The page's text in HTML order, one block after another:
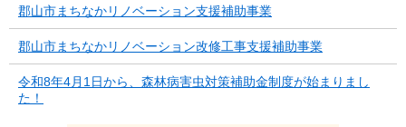
郡山市まちなかリノベーション支援補助事業
郡山市まちなかリノベーション改修工事支援補助事業
令和8年4月1日から、森林病害虫対策補助金制度が始まりまし
た！